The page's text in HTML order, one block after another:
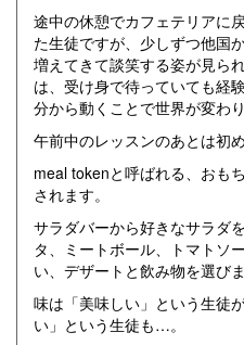
途中の休憩でカフェテリアに
た生徒ですが、少しずつ他国
増えてきて談笑する姿が見ら
は、受け身で待っていても経
分から動くことで世界が変わ
午前中のレッスンのあとは初
meal tokenと呼ばれる、おも
されます。
サラダバーから好きなサラダ
タ、ミートボール、トマトソ
い、デザートと飲み物を選びま
味は「美味しい」という生徒
い」という生徒も…。